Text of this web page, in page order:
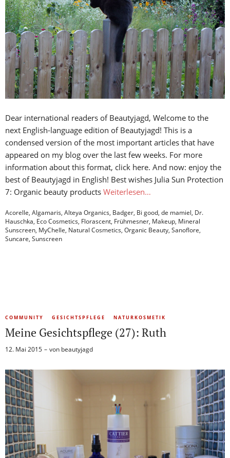
Dear international readers of Beautyjagd, Welcome to the
next English-language edition of Beautyjagd! This is a
condensed version of the most important articles that have
appeared on my blog over the last few weeks. For more
information about this format, click here. And now: enjoy the
best of Beautyjagd in English! Best wishes Julia Sun Protection
7: Organic beauty products Weiterlesen…
Acorelle, Algamaris, Alteya Organics, Badger, Bi good, de mamiel, Dr.
Hauschka, Eco Cosmetics, Florascent, Frühmesner, Makeup, Mineral
Sunscreen, MyChelle, Natural Cosmetics, Organic Beauty, Sanoflore,
Suncare, Sunscreen
COMMUNITY GESICHTSPFLEGE NATURKOSMETIK
Meine Gesichtspflege (27): Ruth
12. Mai 2015 von beautyjagd